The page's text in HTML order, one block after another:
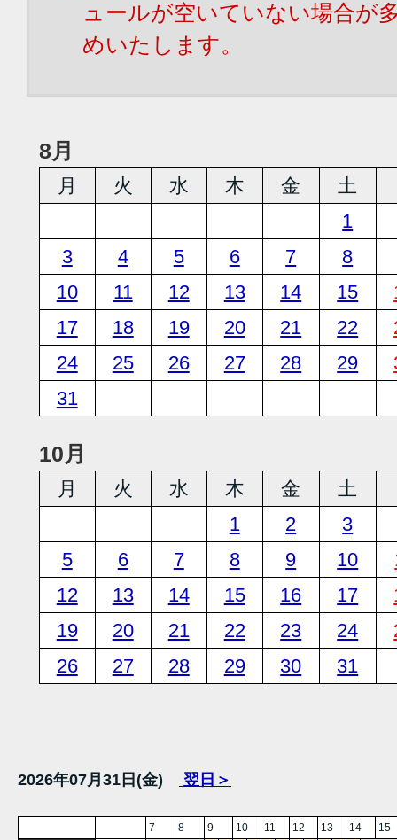
ュールが空いていない場合が
めいたします。
8月
月 火 水 木 金 土
1
3
4 5 6 7
8
10
11 12 13 14 15
17
18 19 20 21 22
24
25 26 27 28 29
31
10月
月 火 水 木 金 土
1
2
3
5
6 7 8 9 10
12
13 14 15 16 17
19
20 21 22 23 24
26
27 28 29 30 31
2026年07月31日(金) 翌日＞
7 8 9 10 11 12 13 14 15